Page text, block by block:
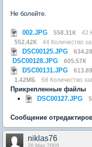
Не болейте.
002.JPG 558.31К 42
552.42К 44 Количество
DSC00125.JPG
DSC00128.JPG 605.57К
DSC00131.JPG
1.42МБ 68 Количество
Прикрепленные файлы
DSC00127.JPG
Сообщение
niklas76
28 May 2009